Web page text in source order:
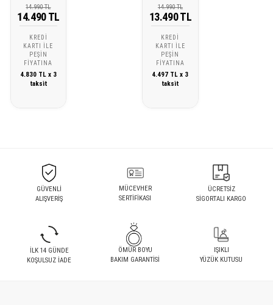
14.990 TL
14.490 TL
KREDI
KARTI ILE
PEŞIN
FIYATINA
4.830 TL x 3
taksit
14.990 TL
13.490 TL
KREDI
KARTI ILE
PEŞIN
FIYATINA
4.497 TL x 3
taksit
GÜVENLİ
ALIŞVERİŞ
MÜCEVHER
SERTİFİKASI
ÜCRETSİZ
SİGORTALI KARGO
İLK 14 GÜNDE
KOŞULSUZ İADE
ÖMÜR BOYU
BAKIM GARANTİSİ
IŞIKLI
YÜZÜK KUTUSU